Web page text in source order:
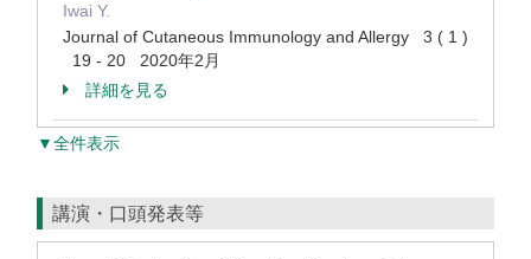
Iwai Y.
Journal of Cutaneous Immunology and Allergy 3 ( 1 )
19 - 20 2020年2月
詳細を見る
▼全件表示
講演・口頭発表等